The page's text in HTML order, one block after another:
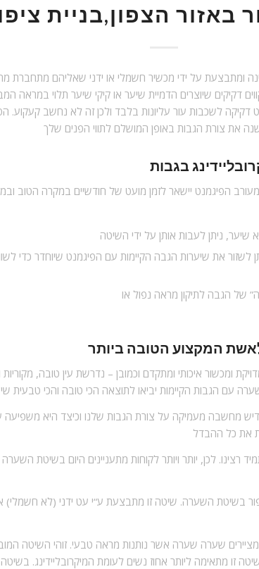
ומתבצעת על ידי מכשיר חשמלי או ידני שאליהם מתחברת
דקיקים שיוצרים הדמיית שיער או קיקי שיער תלוי במראה
לשכבות עור עליונות בלבד ולכן זה לא נחשב קעקוע.
את צורת הגבות באופן המושלם לתווי הפנים שלך
הפיגמנט יישאר לזמן מועט של חודשיים במקרה הטוב
ניתן לעבות אותן על ידי השיטה
לשזור את שיערות הגבה הקיימות עם הפיגמנט שיוחדר כדי
של הגבה לתיקון מראה נפול או
המקצוע הטובה ביותר
ומכשור איכותי ומתקדם וכמובן – נדרשת עין טובה, מקוריות
עם הגבות הקיימות יביאו לתוצאה הכי טובה והכי טבעית
מחשבה מעמיקה על צורת הגבות שלנו וכיצד היא
את כל ההבדל
לכן, יותר ויותר לקוחות מתעניינים היום בשיטת
בשיטת השערה. שיטה זו מתבצעת ע“י עט ידני (לא חשמלי)
מציירים שערה שערה אשר נותנות מראה טבעי. זוהי השיטה
זו מתאימה ליותר אחוז נשים לעומת המיקרובליידינג.